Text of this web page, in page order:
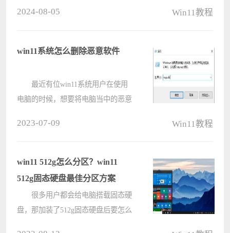
这个问题要怎么解决呢? 语言包错误
2024-08-05 Win11教程
win11系统怎么删除恶意软件
最近有位win11系统用户在使用
电脑的时候，想要将电脑当中的恶意
制作工具为大家介绍win11系统删除
恶意软????
2023-07-09 Win11教程
win11 512g怎么分区？win11
512g固态硬盘最佳分区方案
很多用户都会给电脑搭载固态硬
盘，那加装了512g固态硬盘后要怎么